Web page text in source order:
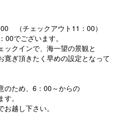
（チェックアウト11：00）
でございます。
クインで、海一望の景観と
ぎ頂きたく早めの設定となって
のため、6：00～からの
。
越し下さい。